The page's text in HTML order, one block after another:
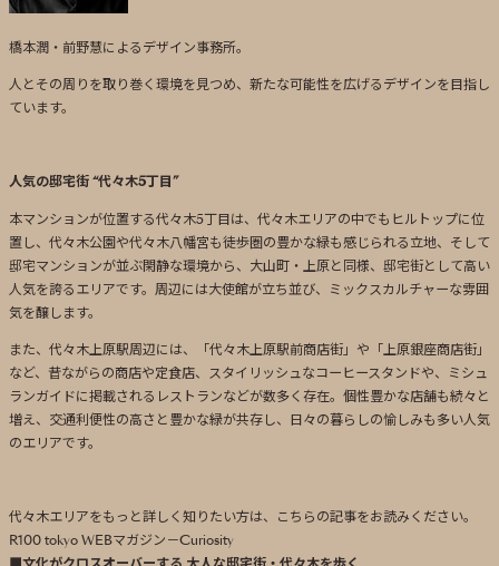
橋本潤・前野慧によるデザイン事務所。
人とその周りを取り巻く環境を見つめ、新たな可能性を広げるデザインを目指し
ています。
人気の邸宅街 “代々木5丁目”
本マンションが位置する代々木5丁目は、代々木エリアの中でもヒルトップに位
置し、代々木公園や代々木八幡宮も徒歩圏の豊かな緑も感じられる立地、そして
邸宅マンションが並ぶ閑静な環境から、大山町・上原と同様、邸宅街として高い
人気を誇るエリアです。周辺には大使館が立ち並び、ミックスカルチャーな雰囲
気を醸します。
また、代々木上原駅周辺には、「代々木上原駅前商店街」や「上原銀座商店街」
など、昔ながらの商店や定食店、スタイリッシュなコーヒースタンドや、ミシュ
ランガイドに掲載されるレストランなどが数多く存在。個性豊かな店舗も続々と
増え、交通利便性の高さと豊かな緑が共存し、日々の暮らしの愉しみも多い人気
のエリアです。
代々木エリアをもっと詳しく知りたい方は、こちらの記事をお読みください。
R100 tokyo WEBマガジン－Curiosity